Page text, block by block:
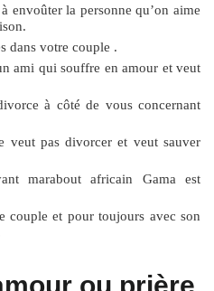
envoûter la personne qu’on aime
dans votre couple .
ami qui souffre en amour et veut
à côté de vous concernant
veut pas divorcer et veut sauver
marabout africain Gama est
et pour toujours avec son